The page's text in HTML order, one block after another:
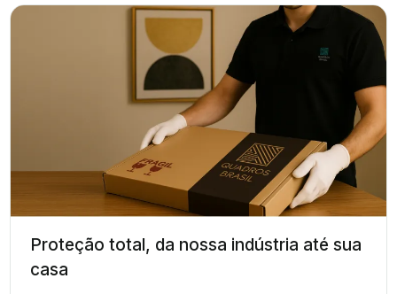
Proteção total, da nossa indústria até sua
casa